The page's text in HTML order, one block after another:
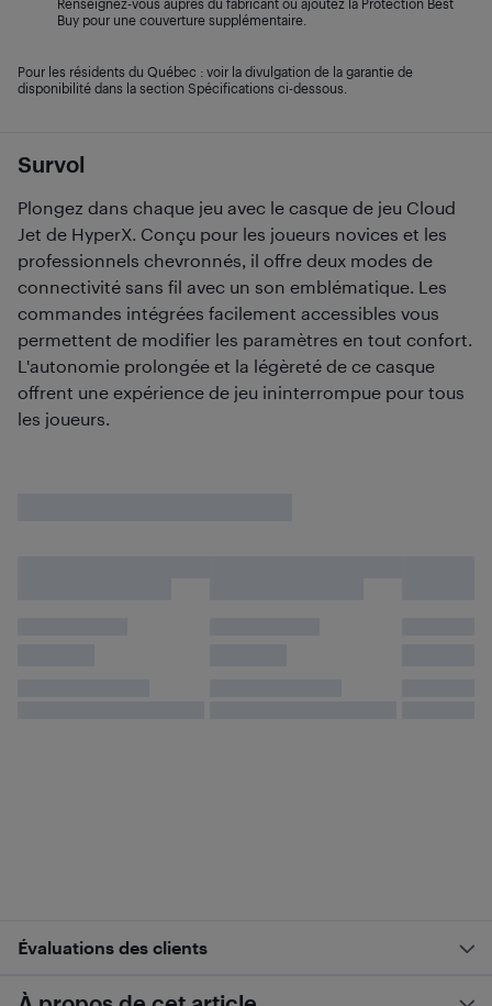
Survol
Plongez dans chaque jeu avec le casque de jeu Cloud
Jet de HyperX. Conçu pour les joueurs novices et les
professionnels chevronnés, il offre deux modes de
connectivité sans fil avec un son emblématique. Les
commandes intégrées facilement accessibles vous
permettent de modifier les paramètres en tout confort.
L'autonomie prolongée et la légèreté de ce casque
offrent une expérience de jeu ininterrompue pour tous
les joueurs.
Renseignez-vous auprès du fabricant ou ajoutez la Protection Best
Buy pour une couverture supplémentaire.
Pour les résidents du Québec : voir la divulgation de la garantie de
disponibilité dans la section Spécifications ci-dessous.
Évaluations des clients